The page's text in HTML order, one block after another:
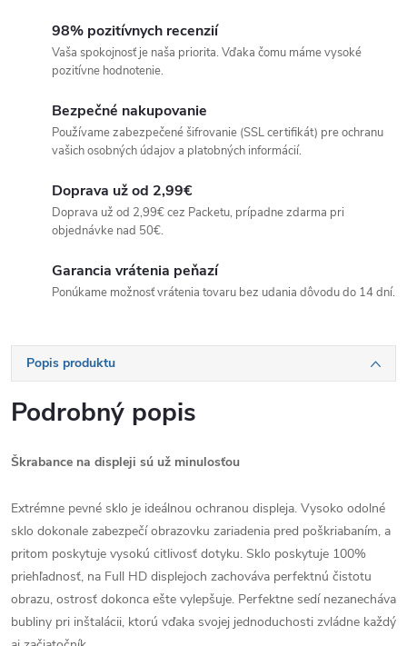
98% pozitívnych recenzií
Vaša spokojnosť je naša priorita. Vďaka čomu máme vysoké
pozitívne hodnotenie.
Bezpečné nakupovanie
Používame zabezpečené šifrovanie (SSL certifikát) pre ochranu
vašich osobných údajov a platobných informácií.
Doprava už od 2,99€
Doprava už od 2,99€ cez Packetu, prípadne zdarma pri
objednávke nad 50€.
Garancia vrátenia peňazí
Ponúkame možnosť vrátenia tovaru bez udania dôvodu do 14 dní.
Popis produktu
Podrobný popis
Škrabance na displeji sú už minulosťou
Extrémne pevné sklo je ideálnou ochranou displeja. Vysoko odolné
sklo dokonale zabezpečí obrazovku zariadenia pred poškriabaním, a
pritom poskytuje vysokú citlivosť dotyku. Sklo poskytuje 100%
priehľadnosť, na Full HD displejoch zachováva perfektnú čistotu
obrazu, ostrosť dokonca ešte vylepšuje. Perfektne sedí nezanecháva
bubliny pri inštalácii, ktorú vďaka svojej jednoduchosti zvládne každý